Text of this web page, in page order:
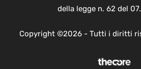
della legge n. 62 del
Copyright ©2026 - Tutti i diritti